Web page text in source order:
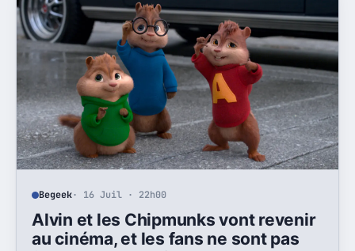
Begeek· 16 Juil · 22h00
Alvin et les Chipmunks vont revenir
au cinéma, et les fans ne sont pas